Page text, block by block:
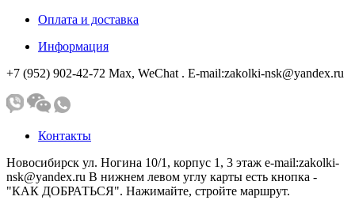
Оплата и доставка
Информация
+7 (952) 902-42-72 Мах, WeChat . E-mail:zakolki-nsk@yandex.ru
Контакты
Новосибирск ул. Ногина 10/1, корпус 1, 3 этаж e-mail:zakolki-
nsk@yandex.ru В нижнем левом углу карты есть кнопка -
"КАК ДОБРАТЬСЯ". Нажимайте, стройте маршрут.